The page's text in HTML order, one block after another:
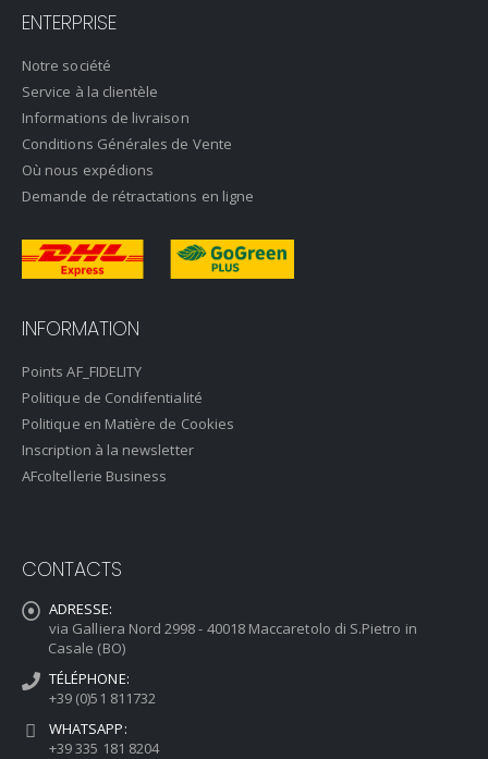
ENTERPRISE
Notre société
Service à la clientèle
Informations de livraison
Conditions Générales de Vente
Où nous expédions
Demande de rétractations en ligne
INFORMATION
Points AF_FIDELITY
Politique de Condifentialité
Politique en Matière de Cookies
Inscription à la newsletter
AFcoltellerie Business
CONTACTS
ADRESSE:
via Galliera Nord 2998 - 40018 Maccaretolo di S.Pietro in
Casale (BO)
TÉLÉPHONE:
+39 (0)51 811732
WHATSAPP:
+39 335 181 8204